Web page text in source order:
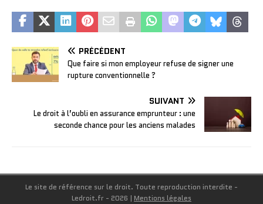
PRÉCÉDENT
Que faire si mon employeur refuse de signer une
rupture conventionnelle ?
SUIVANT
Le droit à l’oubli en assurance emprunteur : une
seconde chance pour les anciens malades
Le site de référence sur le droit. Toute reproduction interdite -
Ledroit.fr - 2026 | Mentions légales